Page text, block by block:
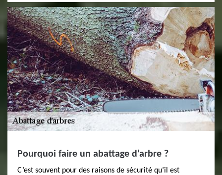
Pourquoi faire un abattage d’arbre ?
C’est souvent pour des raisons de sécurité qu’il est